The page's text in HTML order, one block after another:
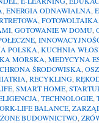
ENERGIA ODNAWIALNA
FOTOWOLTAIKA
, GOTOWANIE W DOMU
POLSKA KUCHNIA
MORSKA, MEDYCYNA
ŚRODOWISKA
, RECYKLING
, SMART HOME
TECHNOLOGIE
LIFE BALANCE
BUDOWNICTWO